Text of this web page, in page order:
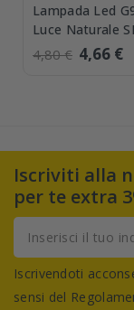
Lampada Led
Luce Naturale
230V Lampo
G9LED4WBN
4,80 € 4,66 €
Iscriviti alla
per te extra
Iscrivendoti
sensi del